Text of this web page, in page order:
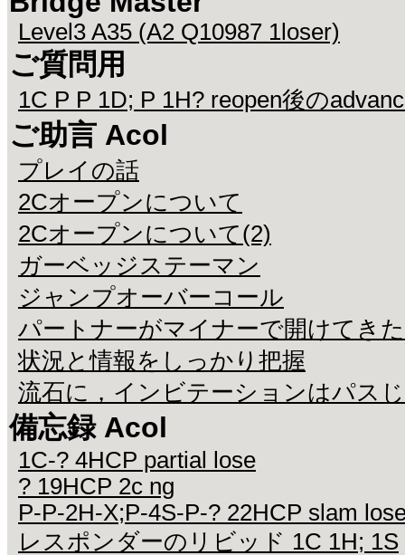
Level3 A35 (A2 Q10987 1loser)
ご質問用
1C P P 1D; P 1H? reopen後の
ご助言 Acol
プレイの話
2Cオープンについて
2Cオープンについて(2)
ガーベッジステーマン
ジャンプオーバーコール
パートナーがマイナーで開けてき
状況と情報をしっかり把握
流石に，インビテーションはパス
備忘録 Acol
1C-? 4HCP partial lose
? 19HCP 2c ng
P-P-2H-X;P-4S-P-? 22HCP slam
レスポンダーのリビッド 1C 1H; 1S